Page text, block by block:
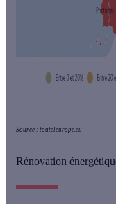
Source : touteleurope.eu
Rénovation